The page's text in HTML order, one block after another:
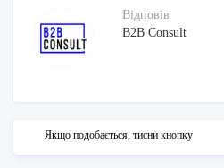
Відповів
B2B Consult
Якщо подобається, тисни кнопку